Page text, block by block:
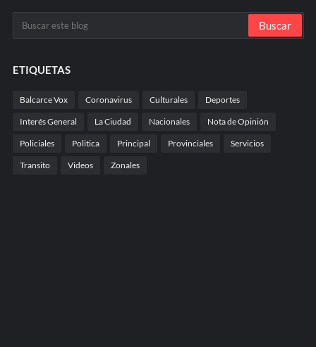
ETIQUETAS
Balcarce Vox Coronavirus Culturales Deportes
Interés General La Ciudad Nacionales Nota de Opinión
Policiales Politica Principal Provinciales Servicios
Transito Videos Zonales